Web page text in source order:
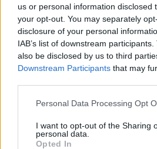
us or personal information disclosed
your opt-out. You may separately
disclosure of your personal
IAB’s list of downstream
also be disclosed by us to third
Downstream Participants that may
Personal Data Processing Opt
I want to opt-out of the Sharing
personal data.
Opted In
Νέα
Πόσες
πότε
ΣΉΜΕΡΑ
Η Λεωφόρος
οδικού
Παναθηναϊκού.
Ισραηλινό
στην